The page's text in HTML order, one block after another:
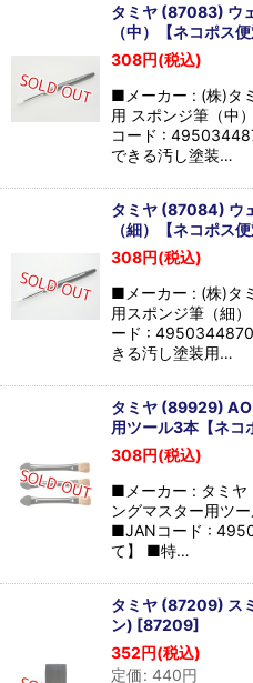
タミヤ (87083) ウ
（中）【ネコポス便
308円(税込)
■メーカー : (株)タ
用 スポンジ筆（
コード :
できる汚し塗装…
タミヤ (87084) ウ
（細）【ネコポス便
308円(税込)
■メーカー : (株)タ
用スポンジ筆（細
ード :
きる汚し塗装用…
タミヤ (89929)
用ツール3本【ネコ
308円(税込)
■メーカー : タミヤ
ングマスター用ツ
■JANコード :
て】 ■特…
タミヤ (87209) ス
ン) [87209]
352円(税込)
定価: 440円